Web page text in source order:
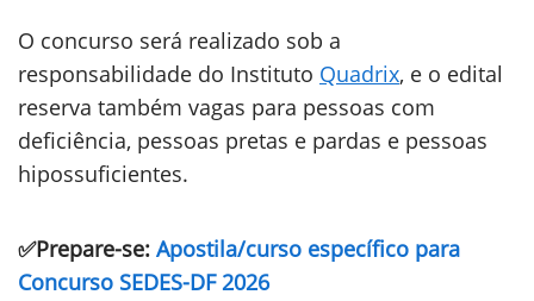
O concurso será realizado sob a
responsabilidade do Instituto Quadrix, e o edital
reserva também vagas para pessoas com
deficiência, pessoas pretas e pardas e pessoas
hipossuficientes.
✅Prepare-se: Apostila/curso específico para
Concurso SEDES-DF 2026